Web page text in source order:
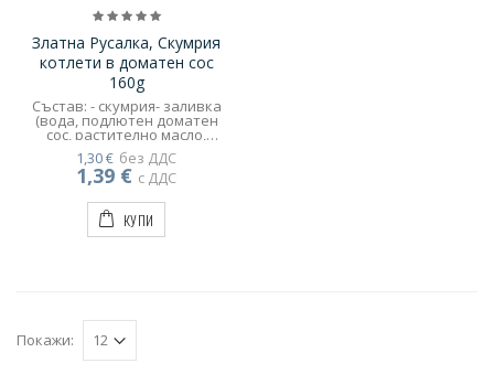
Златна Русалка, Скумрия
котлети в доматен сос
160g
Състав: - скумрия- заливка
(вода, подлютен доматен
сос, растително масло,
модифицирано картофено
нишесте, захар, сол,
подправки)
без ДДС
1,30 €
с ДДС
1,39 €
КУПИ
Покажи: